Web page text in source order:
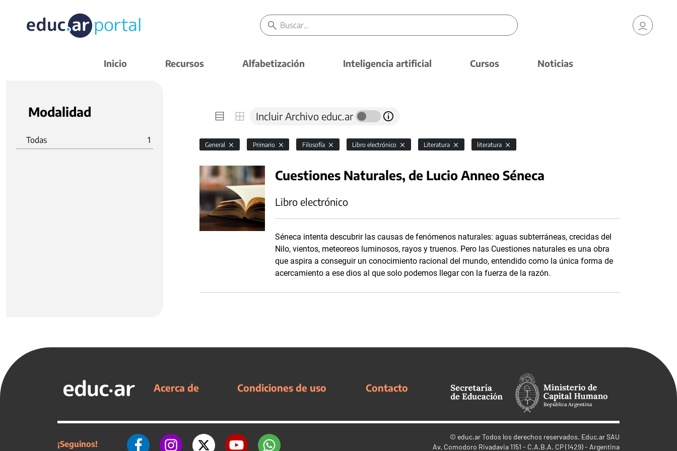
Inicio Recursos Alfabetización Inteligencia artificial Cursos Noticias
Modalidad
Todas 1
Incluir Archivo educ.ar
General Primario Filosofía Libro electrónico Literatura literatura
Cuestiones Naturales, de Lucio Anneo Séneca
Libro electrónico
Séneca intenta descubrir las causas de fenómenos naturales: aguas subterráneas, crecidas del
Nilo, vientos, meteoreos luminosos, rayos y truenos. Pero las Cuestiones naturales es una obra
que aspira a conseguir un conocimiento racional del mundo, entendido como la única forma de
acercamiento a ese dios al que solo podemos llegar con la fuerza de la razón.
Acerca de Condiciones de uso Contacto
¡Seguinos!
© educ.arTodos los derechos reservados. Educ.ar SAU
Av. Comodoro Rivadavia 1151 - C.A.B.A. CP (1429) - Argentina